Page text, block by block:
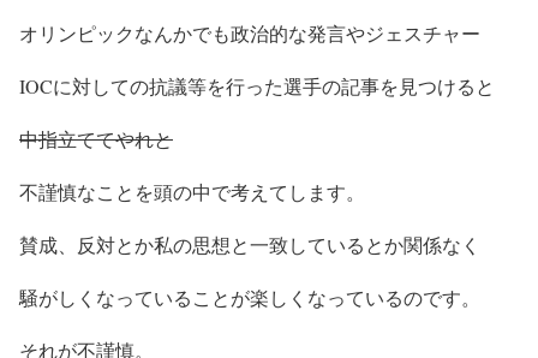
オリンピックなんかでも政治的な発言やジェスチャー
IOCに対しての抗議等を行った選手の記事を見つけると
中指立ててやれと
不謹慎なことを頭の中で考えてします。
賛成、反対とか私の思想と一致しているとか関係なく
騒がしくなっていることが楽しくなっているのです。
それが不謹慎。